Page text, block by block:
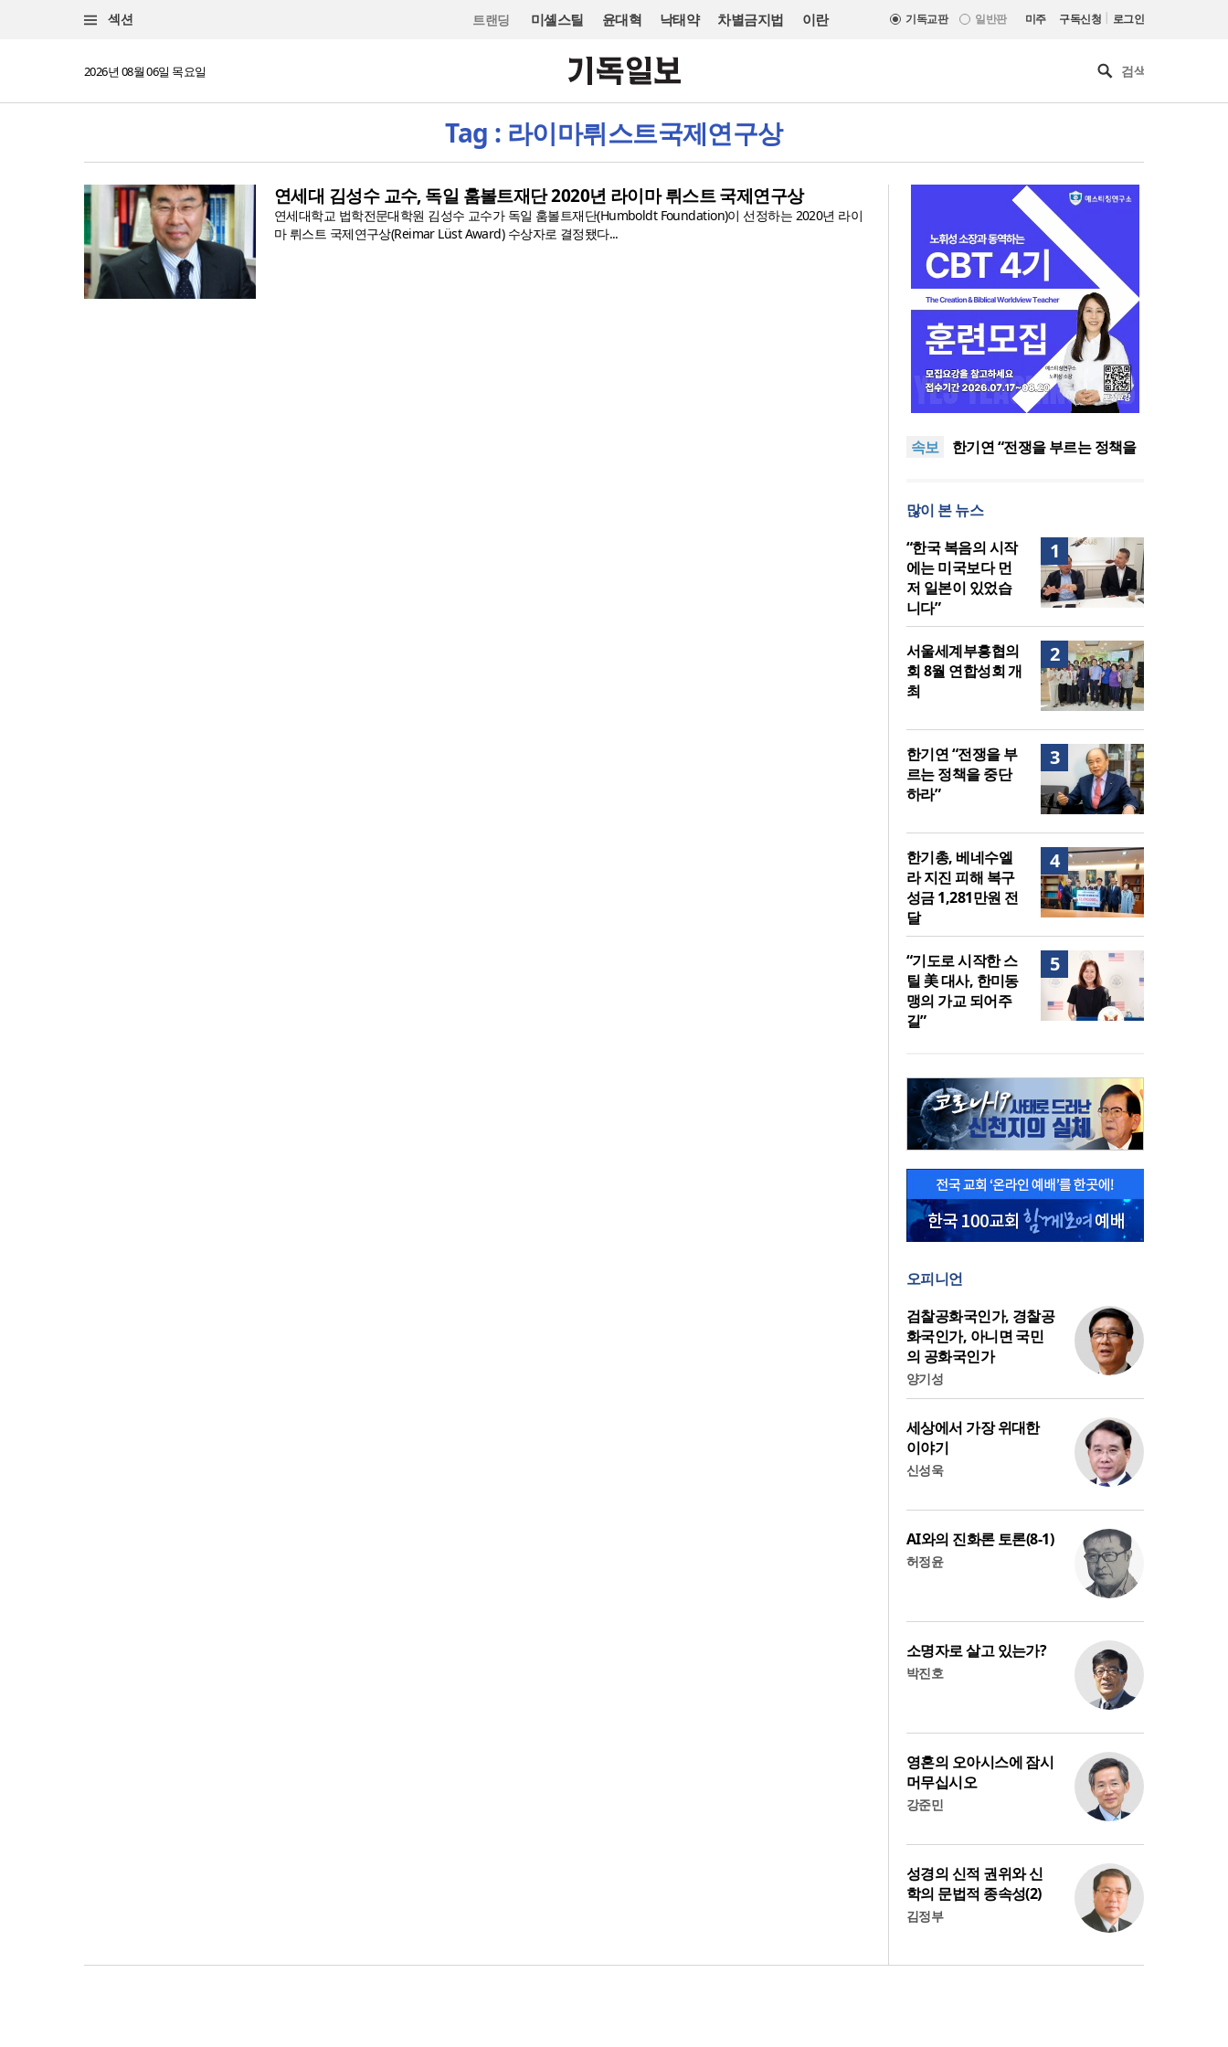
섹션 트랜딩 미셸스틸 윤대혁 낙태약 차별금지법 이란 기독교판 일반판 미주 구독신청 | 로그인
2026년 08월 06일 목요일
Tag : 라이마뤼스트국제연구상
연세대 김성수 교수, 독일 훔볼트재단 2020년 라이마 뤼스트 국제연구상
연세대학교 법학전문대학원 김성수 교수가 독일 훔볼트재단(Humboldt Foundation)이 선정하는 2020년 라이
마 뤼스트 국제연구상(Reimar Lüst Award) 수상자로 결정됐다...
속보
“한국 복음의 시작에는 미국보
한미동맹의 가교 되어주길”
한기연 “전쟁을 부르는 정책을
회총연합회, 2027 대성회 위해
“한국 복음의 시작에는 미국보
다 먼저 일본이 있었습니다”
“기도로 시작한 스틸 美 대사,
한미동맹의 가교 되어주길”
많이 본 뉴스
1
“한국 복음의 시작
에는 미국보다 먼
저 일본이 있었습
니다”
2
서울세계부흥협의
회 8월 연합성회 개
최
3
한기연 “전쟁을 부
르는 정책을 중단
하라”
4
한기총, 베네수엘
라 지진 피해 복구
성금 1,281만원 전
달
5
“기도로 시작한 스
틸 美 대사, 한미동
맹의 가교 되어주
길”
오피니언
검찰공화국인가, 경찰공
화국인가, 아니면 국민
의 공화국인가
양기성
세상에서 가장 위대한
이야기
신성욱
AI와의 진화론 토론(8-1)
허정윤
소명자로 살고 있는가?
박진호
영혼의 오아시스에 잠시
머무십시오
강준민
성경의 신적 권위와 신
학의 문법적 종속성(2)
김정부